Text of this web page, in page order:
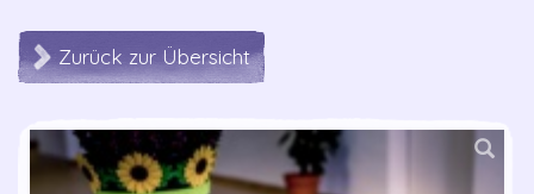
Zurück zur Übersicht